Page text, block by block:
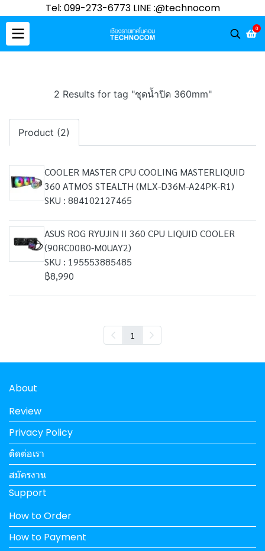
Tel: 099-273-6773 LINE :@technocom
0
2 Results for tag "ชุดน้ำปิด 360mm"
Product (2)
COOLER MASTER CPU COOLING MASTERLIQUID
360 ATMOS STEALTH (MLX-D36M-A24PK-R1)
SKU : 884102127465
ASUS ROG RYUJIN II 360 CPU LIQUID COOLER
(90RC00B0-M0UAY2)
SKU : 195553885485
฿8,990
1
About
Review
Privacy Policy
ติดต่อเรา
สมัครงาน
Support
How to Order
How to Payment